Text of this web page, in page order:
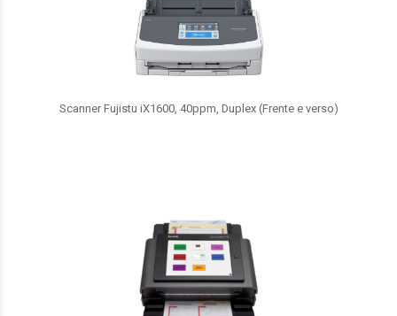
Scanner Fujistu iX1600, 40ppm, Duplex (Frente e verso)